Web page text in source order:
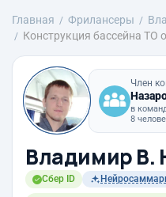
Главная Фрилансеры
Конструкция бассейна ТО
Член
в
8
Владимир В.
Сбер ID